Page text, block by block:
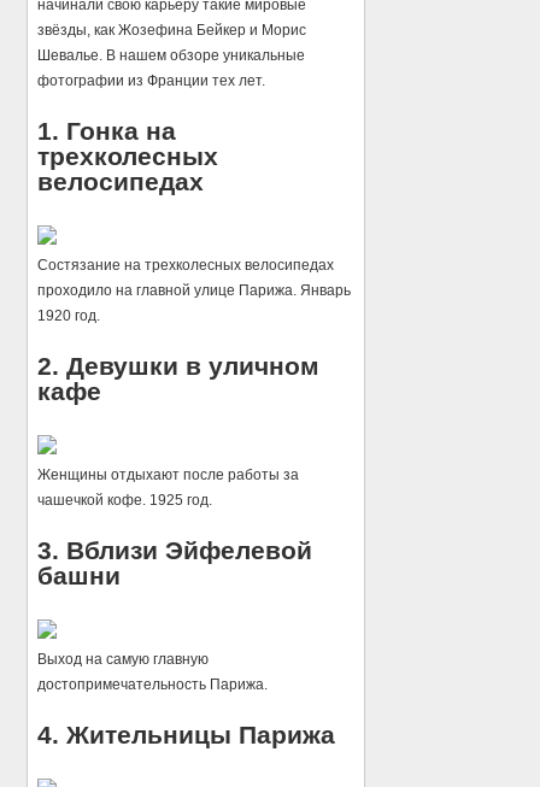
начинали свою карьеру такие мировые
звёзды, как Жозефина Бейкер и Морис
Шевалье. В нашем обзоре уникальные
фотографии из Франции тех лет.
1. Гонка на
трехколесных
велосипедах
Состязание на трехколесных велосипедах
проходило на главной улице Парижа. Январь
1920 год.
2. Девушки в уличном
кафе
Женщины отдыхают после работы за
чашечкой кофе. 1925 год.
3. Вблизи Эйфелевой
башни
Выход на самую главную
достопримечательность Парижа.
4. Жительницы Парижа